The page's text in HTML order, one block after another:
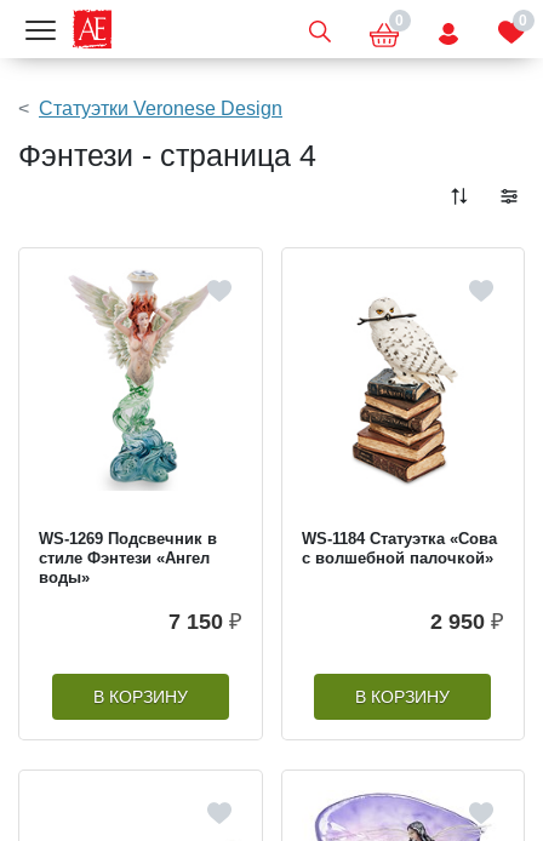
Показать меню 0 0
Статуэтки Veronese Design
Фэнтези - страница 4
WS-1269 Подсвечник в
стиле Фэнтези «Ангел
воды»
7 150 ₽
В КОРЗИНУ
WS-1184 Статуэтка «Сова
с волшебной палочкой»
2 950 ₽
В КОРЗИНУ